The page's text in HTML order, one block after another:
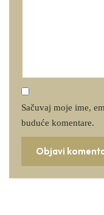
Sačuvaj moje ime,
buduće komentare.